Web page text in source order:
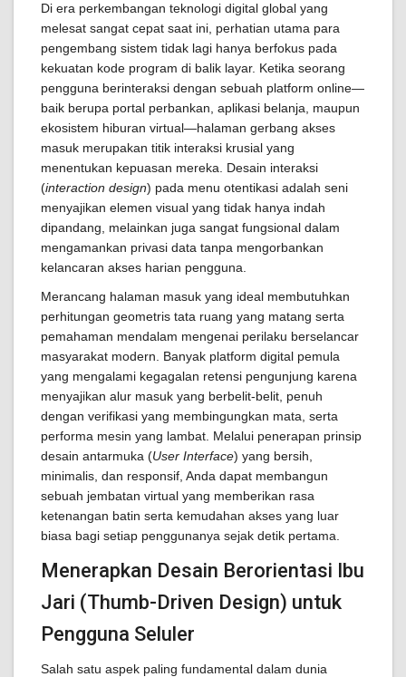
Di era perkembangan teknologi digital global yang
melesat sangat cepat saat ini, perhatian utama para
pengembang sistem tidak lagi hanya berfokus pada
kekuatan kode program di balik layar. Ketika seorang
pengguna berinteraksi dengan sebuah platform online—
baik berupa portal perbankan, aplikasi belanja, maupun
ekosistem hiburan virtual—halaman gerbang akses
masuk merupakan titik interaksi krusial yang
menentukan kepuasan mereka. Desain interaksi
(interaction design) pada menu otentikasi adalah seni
menyajikan elemen visual yang tidak hanya indah
dipandang, melainkan juga sangat fungsional dalam
mengamankan privasi data tanpa mengorbankan
kelancaran akses harian pengguna.
Merancang halaman masuk yang ideal membutuhkan
perhitungan geometris tata ruang yang matang serta
pemahaman mendalam mengenai perilaku berselancar
masyarakat modern. Banyak platform digital pemula
yang mengalami kegagalan retensi pengunjung karena
menyajikan alur masuk yang berbelit-belit, penuh
dengan verifikasi yang membingungkan mata, serta
performa mesin yang lambat. Melalui penerapan prinsip
desain antarmuka (User Interface) yang bersih,
minimalis, dan responsif, Anda dapat membangun
sebuah jembatan virtual yang memberikan rasa
ketenangan batin serta kemudahan akses yang luar
biasa bagi setiap penggunanya sejak detik pertama.
Menerapkan Desain Berorientasi Ibu
Jari (Thumb-Driven Design) untuk
Pengguna Seluler
Salah satu aspek paling fundamental dalam dunia